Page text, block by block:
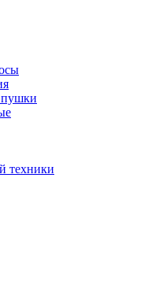
пушки
техники